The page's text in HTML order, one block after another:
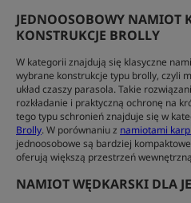
JEDNOOSOBOWY NAMIOT
KONSTRUKCJE BROLLY
W kategorii znajdują się klasyczne
wybrane konstrukcje typu brolly, czyli
układ czaszy parasola. Takie
rozkładanie i praktyczną ochronę na
tego typu schronień znajduje się w
Brolly. W porównaniu z namiotami
jednoosobowe są bardziej
oferują większą przestrzeń
NAMIOT WĘDKARSKI DLA